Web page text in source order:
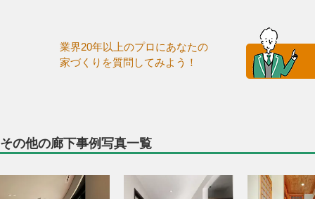
業界20年以上のプロにあなたの
家づくりを質問してみよう！
その他の廊下事例写真一覧